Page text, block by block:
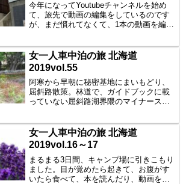
今年になってYoutubeチャンネルを始め
て、旅先で動画の編集をしているのです
が、まだ慣れてなくて、1本の動画を編集
てアップ、というサイクルなんですが、
車のなかだとけっこ...
女一人車中泊の旅 北海道
2019vol.55
阿寒から早朝に秘密基地にまいもどり、
屈斜路散策。林道で、ガイドブックに載
っていない屈斜路湖界隈のマイナースポ
女一人車中泊の旅 北海道
2019vol.16～17
まるまる3日間、キャンプ場に引きこもり
ました。目が覚めたら起きて、お腹がす
いたら食べて、本を読んだり、動画を編